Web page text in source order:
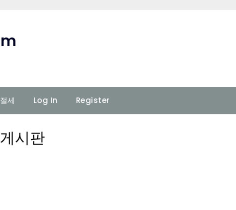
세 Log In Register
게시판